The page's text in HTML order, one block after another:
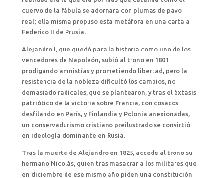
cuervo de la fábula se adornara con plumas de pavo
real; ella misma propuso esta metáfora en una carta a
Federico II de Prusia.
Alejandro I, que quedó para la historia como uno de los
vencedores de Napoleón, subió al trono en 1801
prodigando amnistías y prometiendo libertad, pero la
resistencia de la nobleza dificultó los cambios, no
demasiado radicales, que se plantearon, y tras el éxtasis
patriótico de la victoria sobre Francia, con cosacos
desfilando en París, y Finlandia y Polonia anexionadas,
un conservadurismo cristiano preilustrado se convirtió
en ideología dominante en Rusia.
Tras la muerte de Alejandro en 1825, accede al trono su
hermano Nicolás, quien tras masacrar a los militares que
en diciembre de ese mismo año piden una constitución